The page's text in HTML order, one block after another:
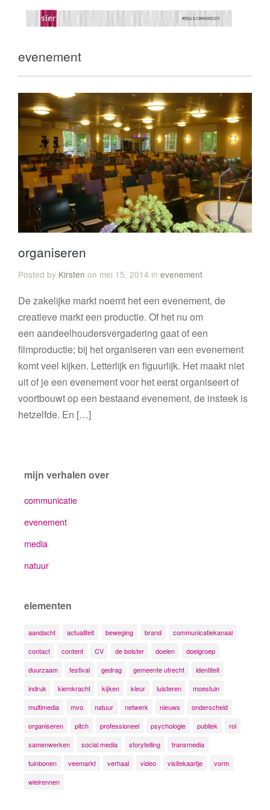
evenement
organiseren
Posted by Kirsten on mei 15, 2014 in evenement
De zakelijke markt noemt het een evenement, de
creatieve markt een productie. Of het nu om
een aandeelhoudersvergadering gaat of een
filmproductie; bij het organiseren van een evenement
komt veel kijken. Letterlijk en figuurlijk. Het maakt niet
uit of je een evenement voor het eerst organiseert of
voortbouwt op een bestaand evenement, de insteek is
hetzelfde. En […]
mijn verhalen over
communicatie
evenement
media
natuur
elementen
aandacht actualiteit beweging brand
communicatiekanaal
contact
content CV de bolster doelen
doelgroep
duurzaam
festival gedrag gemeente utrecht
identiteit
indruk
kiemkracht kijken kleur luisteren
moestuin
multimedia
mvo natuur netwerk nieuws
onderscheid
organiseren
pitch professioneel psychologie publiek
rol
samenwerken
social media storytelling
transmedia
tuinbonen
veemarkt verhaal video visitekaartje
vorm
wielrennen